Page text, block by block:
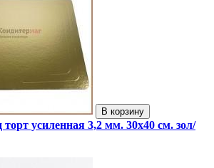
В корзину
усиленная 3,2 мм. 30х40 см. зол/